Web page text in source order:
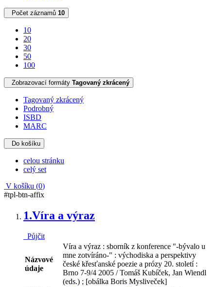
Počet záznamů 10
10
20
30
50
100
Zobrazovací formáty Tagovaný zkrácený
Tagovaný zkrácený
Podrobný
ISBD
MARC
Do košíku
celou stránku
celý set
V košíku (0)
#tpl-btn-affix
1.Víra a výraz
Půjčit
Názvové
údaje
Víra a výraz : sborník z konference "-bývalo u
mne zotvíráno-" : východiska a perspektivy
české křesťanské poezie a prózy 20. století :
Brno 7-9/4 2005 / Tomáš Kubíček, Jan Wiendl
(eds.) ; [obálka Boris Mysliveček]